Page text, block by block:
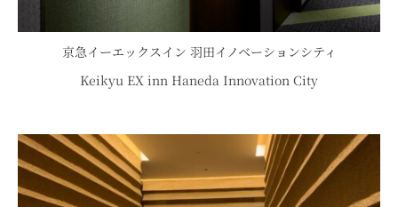
京急イーエックスイン 羽田イノベーションシティ
Keikyu EX inn Haneda Innovation City